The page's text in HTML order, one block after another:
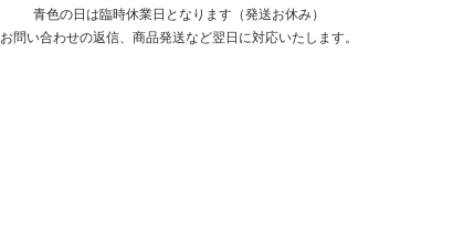
青色の日は臨時休業日となります（発送お休み）
お問い合わせの返信、商品発送など翌日に対応いたします。